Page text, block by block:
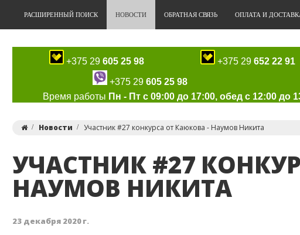
РАСШИРЕННЫЙ ПОИСК НОВОСТИ ОБРАТНАЯ СВЯЗЬ ОПЛАТА И
+375 29 605 25 98 +375 29 652 22 91
+375 29 605 25 98
Время работы Пн - Пт с 09:00 до 17:00, обед с 12:00 до
Новости Участник #27 конкурса от Каюкова - Наумов Никита
УЧАСТНИК #27
НАУМОВ НИКИТА
23 декабря 2020 г.